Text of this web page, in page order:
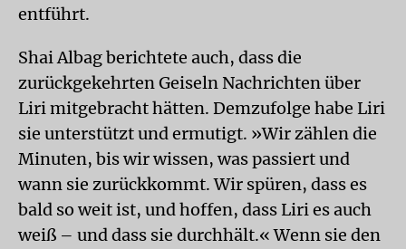
entführt.
Shai Albag berichtete auch, dass die
zurückgekehrten Geiseln Nachrichten über
Liri mitgebracht hätten. Demzufolge habe Liri
sie unterstützt und ermutigt. »Wir zählen die
Minuten, bis wir wissen, was passiert und
wann sie zurückkommt. Wir spüren, dass es
bald so weit ist, und hoffen, dass Liri es auch
weiß – und dass sie durchhält.« Wenn sie den